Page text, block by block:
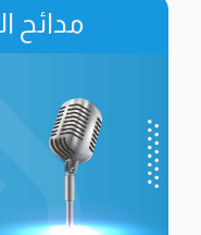
مدائح